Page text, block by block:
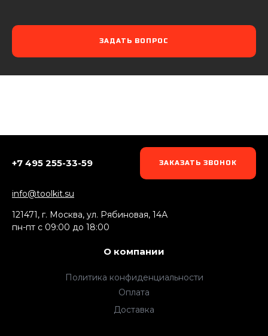
ЗАДАТЬ ВОПРОС
+7 495 255-33-59 ЗАКАЗАТЬ ЗВОНОК
info@toolkit.su
121471, г. Москва, ул. Рябиновая, 14А
пн-пт c 09:00 до 18:00
О компании
Политика конфиденциальности
Оплата
Доставка